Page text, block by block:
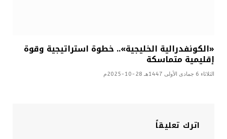
«الكونفدرالية الخليجية».. خطوة استراتيجية وقوة
إقليمية متماسكة
الثلاثاء 6 جمادى الأولى 1447هـ 28-10-2025م
اترك تعليقاً